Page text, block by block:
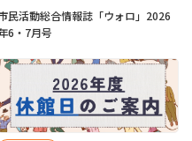
民活動総合情報誌「ウォロ」2026
6・7月号